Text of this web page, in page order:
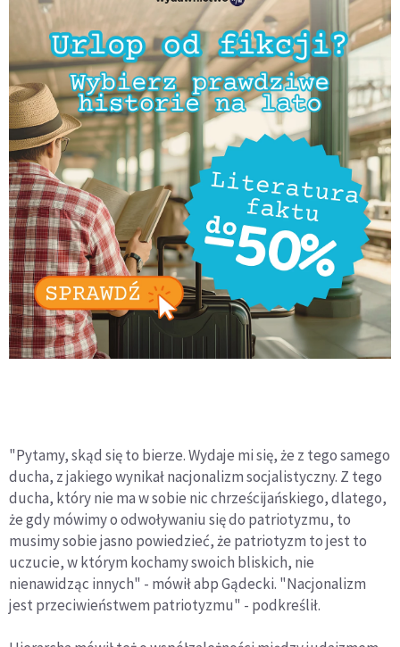
"Pytamy, skąd się to bierze. Wydaje mi się, że z tego samego
ducha, z jakiego wynikał nacjonalizm socjalistyczny. Z tego
ducha, który nie ma w sobie nic chrześcijańskiego, dlatego,
że gdy mówimy o odwoływaniu się do patriotyzmu, to
musimy sobie jasno powiedzieć, że patriotyzm to jest to
uczucie, w którym kochamy swoich bliskich, nie
nienawidząc innych" - mówił abp Gądecki. "Nacjonalizm
jest przeciwieństwem patriotyzmu" - podkreślił.